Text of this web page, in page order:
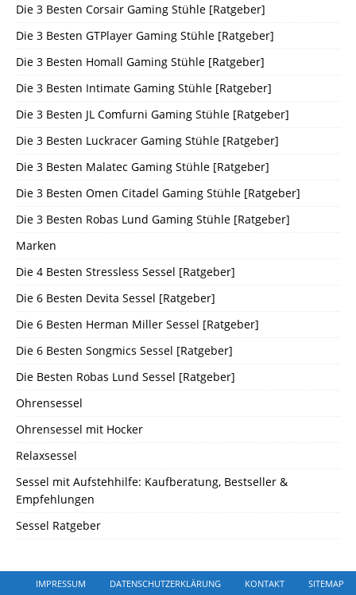
Die 3 Besten Corsair Gaming Stühle [Ratgeber]
Die 3 Besten GTPlayer Gaming Stühle [Ratgeber]
Die 3 Besten Homall Gaming Stühle [Ratgeber]
Die 3 Besten Intimate Gaming Stühle [Ratgeber]
Die 3 Besten JL Comfurni Gaming Stühle [Ratgeber]
Die 3 Besten Luckracer Gaming Stühle [Ratgeber]
Die 3 Besten Malatec Gaming Stühle [Ratgeber]
Die 3 Besten Omen Citadel Gaming Stühle [Ratgeber]
Die 3 Besten Robas Lund Gaming Stühle [Ratgeber]
Marken
Die 4 Besten Stressless Sessel [Ratgeber]
Die 6 Besten Devita Sessel [Ratgeber]
Die 6 Besten Herman Miller Sessel [Ratgeber]
Die 6 Besten Songmics Sessel [Ratgeber]
Die Besten Robas Lund Sessel [Ratgeber]
Ohrensessel
Ohrensessel mit Hocker
Relaxsessel
Sessel mit Aufstehhilfe: Kaufberatung, Bestseller &
Empfehlungen
Sessel Ratgeber
IMPRESSUM DATENSCHUTZERKLÄRUNG KONTAKT SITEMAP